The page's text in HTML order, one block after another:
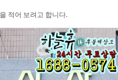
적어 보려고 합니다.